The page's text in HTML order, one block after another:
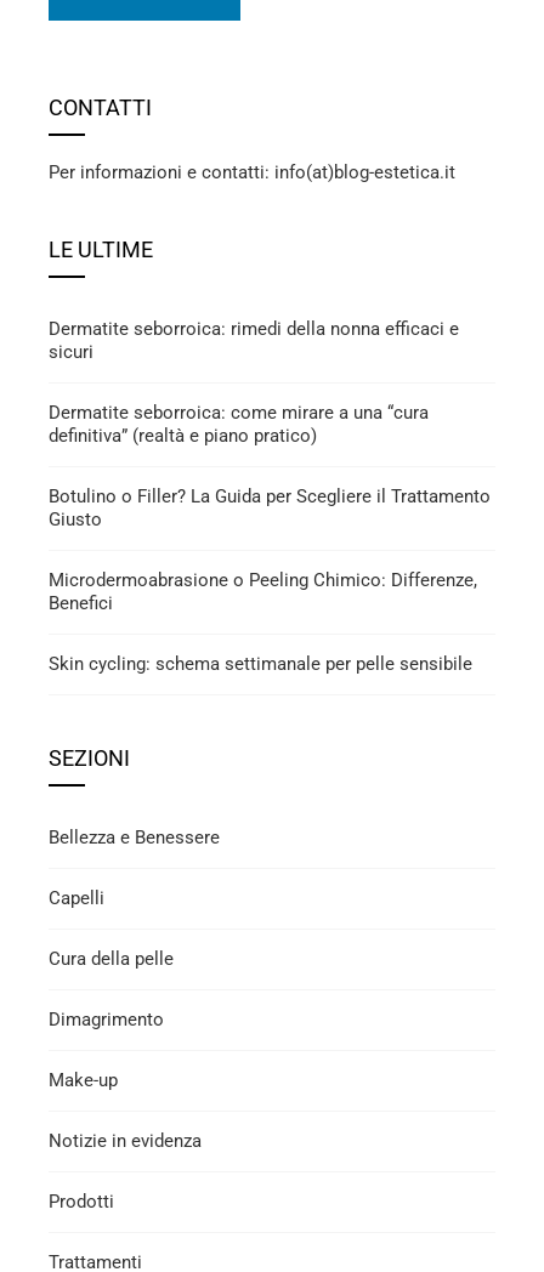
CONTATTI
Per informazioni e contatti: info(at)blog-estetica.it
LE ULTIME
Dermatite seborroica: rimedi della nonna efficaci e
sicuri
Dermatite seborroica: come mirare a una “cura
definitiva” (realtà e piano pratico)
Botulino o Filler? La Guida per Scegliere il Trattamento
Giusto
Microdermoabrasione o Peeling Chimico: Differenze,
Benefici
Skin cycling: schema settimanale per pelle sensibile
SEZIONI
Bellezza e Benessere
Capelli
Cura della pelle
Dimagrimento
Make-up
Notizie in evidenza
Prodotti
Trattamenti